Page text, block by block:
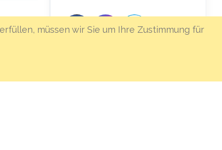
müssen wir Sie um Ihre Zustimmung für